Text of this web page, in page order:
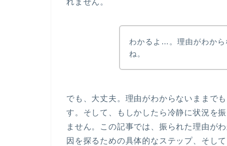
れません。
わかるよ…。理由がわから
ね。
でも、大丈夫。理由がわからないままで
す。そして、もしかしたら冷静に状況を
ません。この記事では、振られた理由が
因を探るための具体的なステップ、そし